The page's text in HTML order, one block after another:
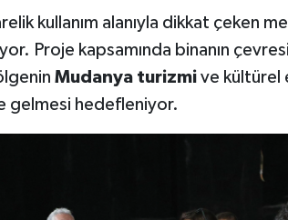
kullanım alanıyla dikkat çeken
Proje kapsamında binanın
Mudanya turizmive kültürel
gelmesi hedefleniyor.